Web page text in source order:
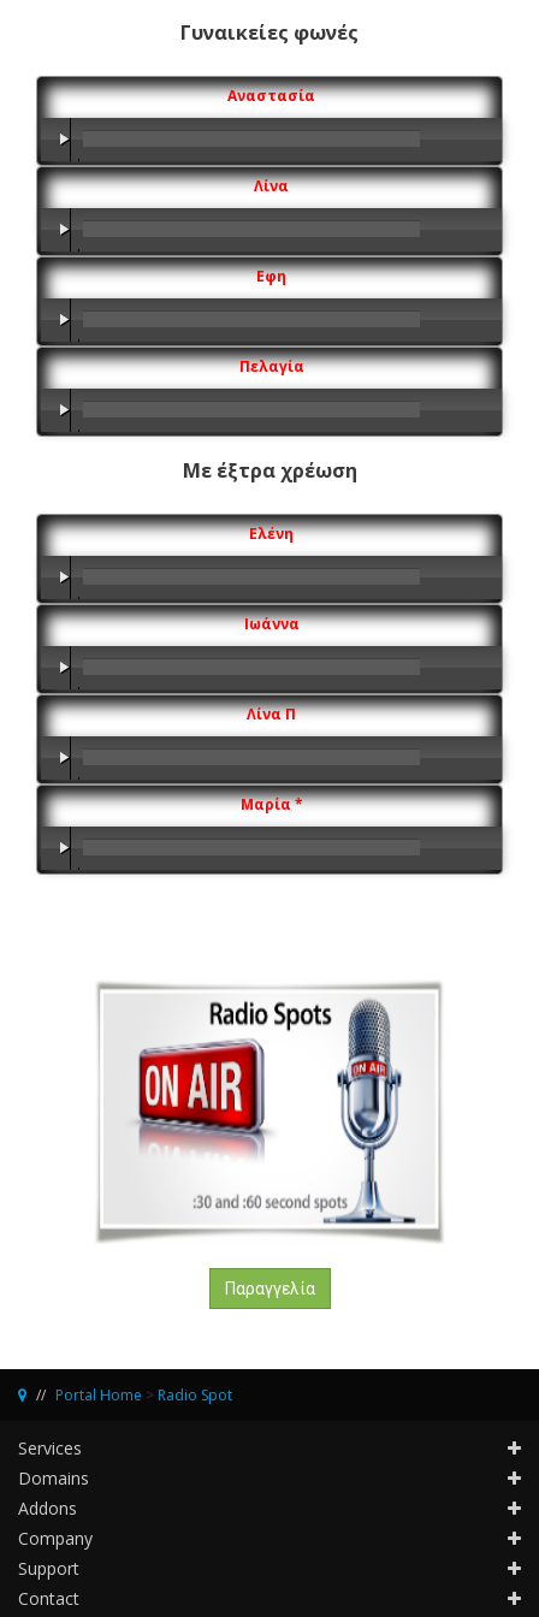
Γυναικείες φωνές
Αναστασία
00:00/00:00 Λίνα
00:00/00:00 Εφη
00:00/00:00 Πελαγία
Με έξτρα χρέωση
Ελένη
00:00/00:00 Ιωάννα
00:00/00:00 Λίνα Π
00:00/00:00 Μαρία *
Παραγγελία
Portal Home > Radio Spot
Services
Domains
Addons
Company
Support
Contact